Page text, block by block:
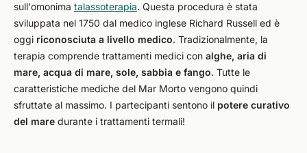
sull'omonima talassoterapia. Questa procedura è stata
sviluppata nel 1750 dal medico inglese Richard Russell ed è
oggi riconosciuta a livello medico. Tradizionalmente, la
terapia comprende trattamenti medici con alghe, aria di
mare, acqua di mare, sole, sabbia e fango. Tutte le
caratteristiche mediche del Mar Morto vengono quindi
sfruttate al massimo. I partecipanti sentono il potere curativo
del mare durante i trattamenti termali!